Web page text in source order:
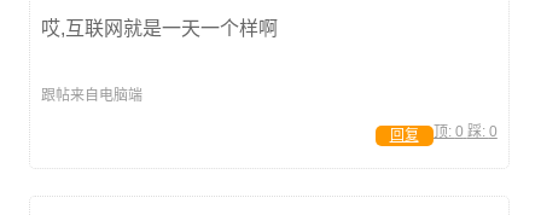
哎,互联网就是一天一个样啊
跟帖来自电脑端
顶: 0 踩: 0
回复